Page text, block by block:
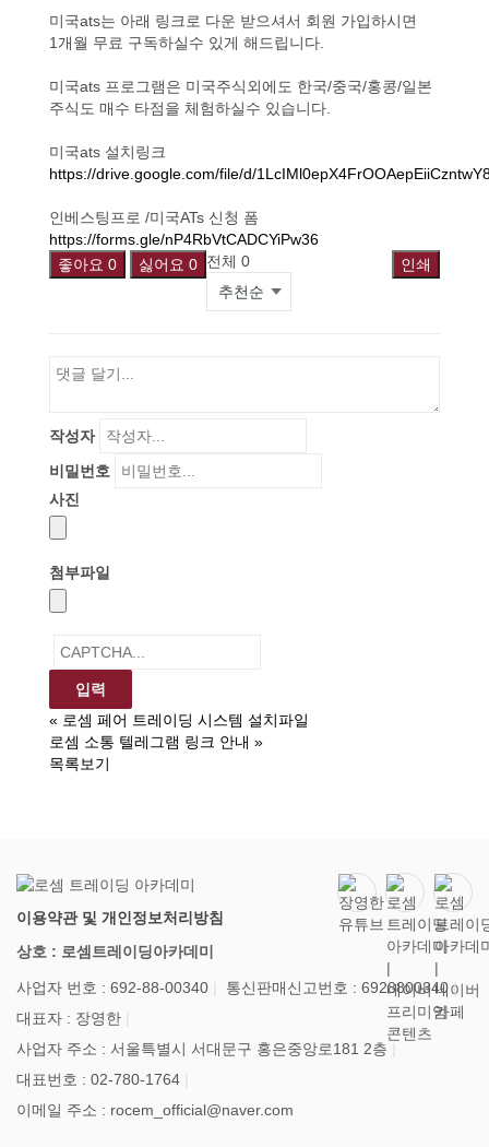
미국ats는 아래 링크로 다운 받으셔서 회원 가입하시면
1개월 무료 구독하실수 있게 해드립니다.
미국ats 프로그램은 미국주식외에도 한국/중국/홍콩/일본
주식도 매수 타점을 체험하실수 있습니다.
미국ats 설치링크
https://drive.google.com/file/d/
인베스팅프로 /미국ATs 신청 폼
https://forms.gle/nP4RbVtCADCYiPw36
좋아요 0 싫어요 0 인쇄
전체 0
작성자
비밀번호
사진
첨부파일
« 로셈 페어 트레이딩 시스템 설치파일
로셈 소통 텔레그램 링크 안내 »
목록보기
이용약관 및 개인정보처리방침
상호 : 로셈트레이딩아카데미
사업자 번호 : 692-88-00340
통신판매신고번호 : 6928800340
대표자 : 장영한
사업자 주소 : 서울특별시 서대문구 홍은중앙로181 2층
대표번호 : 02-780-1764
이메일 주소 : rocem_official@naver.com